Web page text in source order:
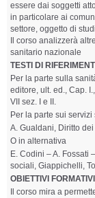
essere dai soggetti
in particolare ai
settore, oggetto di
Il corso analizzerà
sanitario nazionale
TESTI DI
Per la parte sulla
editore, ult. ed., Cap.
VII sez. I e II.
Per la parte sui servizi
A. Gualdani, Diritto
O in alternativa
E. Codini – A. Fossati
sociali, Giappichelli,
OBIETTIVI FORMATIVI
Il corso mira a